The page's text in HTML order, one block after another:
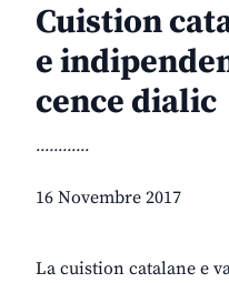
Cuistion
e
cence dialic
............
16 Novembre 2017
La cuistion catalane e